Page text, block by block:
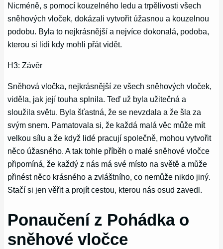
Nicméně, s pomocí kouzelného ledu a trpělivosti všech
sněhových vloček, dokázali vytvořit úžasnou a kouzelnou
podobu. Byla to nejkrásnější a nejvíce dokonalá, podoba,
kterou si lidi kdy mohli přát vidět.
H3: Závěr
Sněhová vločka, nejkrásnější ze všech sněhových vloček,
viděla, jak její touha splnila. Teď už byla užitečná a
sloužila světu. Byla šťastná, že se nevzdala a že šla za
svým snem. Pamatovala si, že každá malá věc může mít
velkou sílu a že když lidé pracují společně, mohou vytvořit
něco úžasného. A tak tohle příběh o malé sněhové vločce
připomíná, že každý z nás má své místo na světě a může
přinést něco krásného a zvláštního, co nemůže nikdo jiný.
Stačí si jen věřit a projít cestou, kterou nás osud zavedl.
Ponaučení z Pohádka o
sněhové vločce